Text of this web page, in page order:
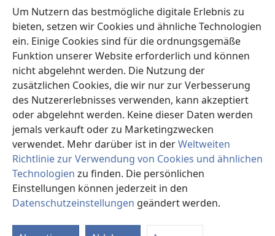
Um Nutzern das bestmögliche digitale Erlebnis zu
bieten, setzen wir Cookies und ähnliche Technologien
ein. Einige Cookies sind für die ordnungsgemäße
Funktion unserer Website erforderlich und können
nicht abgelehnt werden. Die Nutzung der
zusätzlichen Cookies, die wir nur zur Verbesserung
des Nutzererlebnisses verwenden, kann akzeptiert
oder abgelehnt werden. Keine dieser Daten werden
jemals verkauft oder zu Marketingzwecken
verwendet. Mehr darüber ist in derWeltweiten
Richtlinie zur Verwendung von Cookies und ähnlichen
Technologien zu finden. Die persönlichen
Einstellungen können jederzeit in den
Datenschutzeinstellungen geändert werden.
Spenden
(öffnet
neues
Fenster)Wachtturm ONLINE-BIBLIOTHEK
(öffnet
neues
Fenster)JW Hub®
(öffnet
neues
Fenster)JW Library
Watchtower Library ®
Copyright© 2026 Watch Tower Bible and Tract Society of Pennsylvania.
NUTZUNGSBEDINGUNGEN
DATENSCHUTZERKLÄRUNG
DATENSCHUTZEINSTELLUNGEN